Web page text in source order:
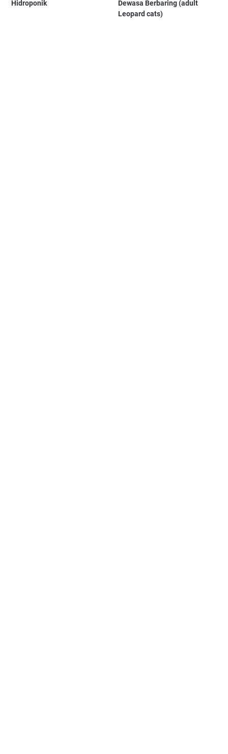
Hidroponik
Dewasa Berbaring (adult
Leopard cats)